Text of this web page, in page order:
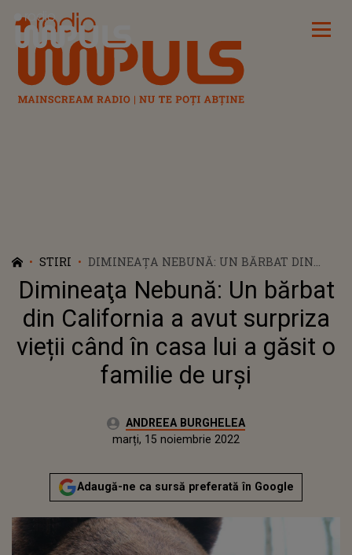
Radio Impuls
STIRI
DIMINEAŢA NEBUNĂ: UN BĂRBAT DIN
CALIFORNIA A AVUT SURPRIZA VIEȚII
CÂND ÎN CASA LUI A GĂSIT O FAMILIE DE
URȘI
Dimineaţa Nebună: Un bărbat
din California a avut surpriza
vieții când în casa lui a găsit o
familie de urși
Autor:ANDREEA BURGHELEA
luni, 15 noiembrie 2021Actualizat:
marți, 15 noiembrie 2022
Adaugă-ne ca sursă preferată în Google